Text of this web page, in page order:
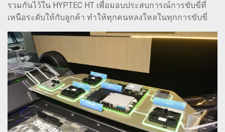
รวมกันไว้ใน HYPTEC HT เพื่อมอบประสบการณ์การขับขี่ที่
เหนือระดับให้กับลูกค้า ทำให้ทุกคนหลงใหลในทุกการขับขี่